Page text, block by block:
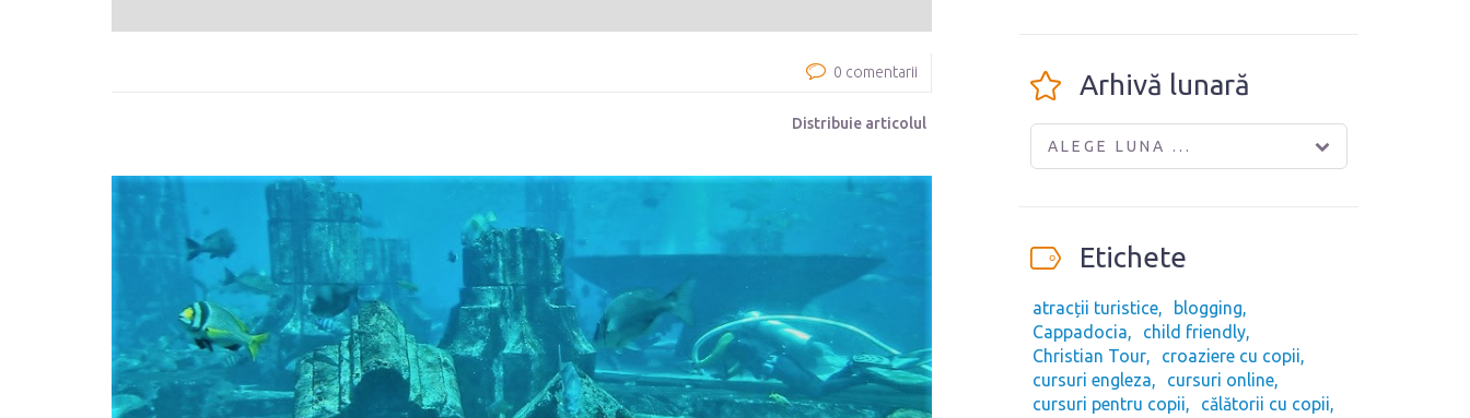
0 comentarii
Distribuie articolul
Arhivă lunară
ALEGE LUNA ...
Etichete
atracții turistice
blogging
Cappadocia
child friendly
Christian Tour
croaziere cu copii
cursuri engleza
cursuri online
cursuri pentru copii
călătorii cu copii